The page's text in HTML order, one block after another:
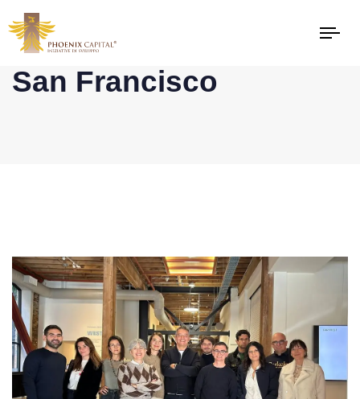
San Francisco